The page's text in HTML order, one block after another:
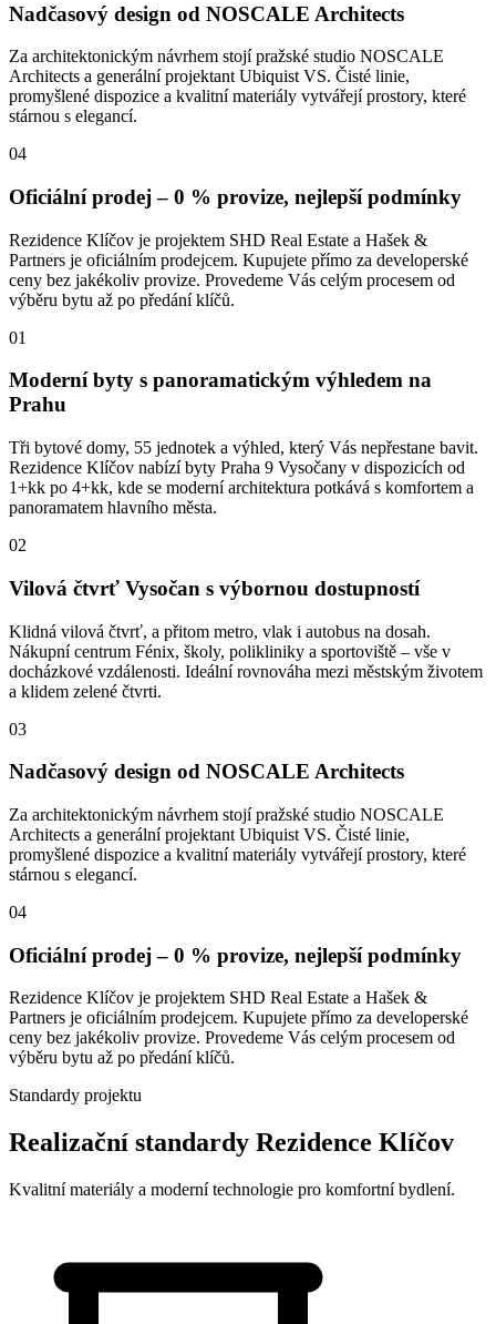
Nadčasový design od NOSCALE Architects
Za architektonickým návrhem stojí pražské studio NOSCALE
Architects a generální projektant Ubiquist VS. Čisté linie,
promyšlené dispozice a kvalitní materiály vytvářejí prostory, které
stárnou s elegancí.
04
Oficiální prodej – 0 % provize, nejlepší podmínky
Rezidence Klíčov je projektem SHD Real Estate a Hašek &
Partners je oficiálním prodejcem. Kupujete přímo za developerské
ceny bez jakékoliv provize. Provedeme Vás celým procesem od
výběru bytu až po předání klíčů.
01
Moderní byty s panoramatickým výhledem na
Prahu
Tři bytové domy, 55 jednotek a výhled, který Vás nepřestane bavit.
Rezidence Klíčov nabízí byty Praha 9 Vysočany v dispozicích od
1+kk po 4+kk, kde se moderní architektura potkává s komfortem a
panoramatem hlavního města.
02
Vilová čtvrť Vysočan s výbornou dostupností
Klidná vilová čtvrť, a přitom metro, vlak i autobus na dosah.
Nákupní centrum Fénix, školy, polikliniky a sportoviště – vše v
docházkové vzdálenosti. Ideální rovnováha mezi městským životem
a klidem zelené čtvrti.
03
Nadčasový design od NOSCALE Architects
Za architektonickým návrhem stojí pražské studio NOSCALE
Architects a generální projektant Ubiquist VS. Čisté linie,
promyšlené dispozice a kvalitní materiály vytvářejí prostory, které
stárnou s elegancí.
04
Oficiální prodej – 0 % provize, nejlepší podmínky
Rezidence Klíčov je projektem SHD Real Estate a Hašek &
Partners je oficiálním prodejcem. Kupujete přímo za developerské
ceny bez jakékoliv provize. Provedeme Vás celým procesem od
výběru bytu až po předání klíčů.
Standardy projektu
Realizační standardy Rezidence Klíčov
Kvalitní materiály a moderní technologie pro komfortní bydlení.